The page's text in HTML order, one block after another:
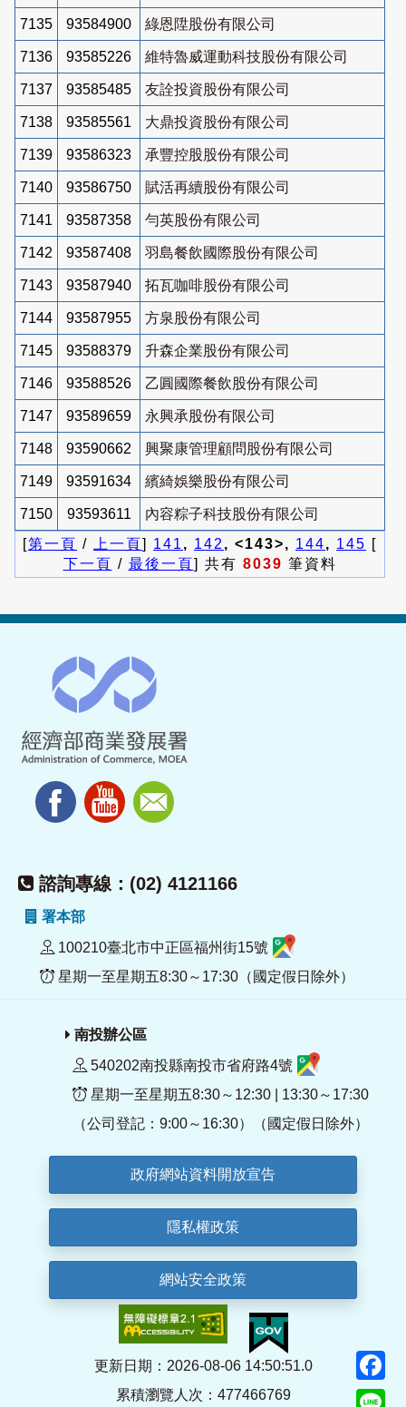
7135 93584900 綠恩陞股份有限公司
7136 93585226 維特魯威運動科技股份有限公司
7137 93585485 友詮投資股份有限公司
7138 93585561 大鼎投資股份有限公司
7139 93586323 承豐控股股份有限公司
7140 93586750 賦活再續股份有限公司
7141 93587358 勻英股份有限公司
7142 93587408 羽島餐飲國際股份有限公司
7143 93587940 拓瓦咖啡股份有限公司
7144 93587955 方泉股份有限公司
7145 93588379 升森企業股份有限公司
7146 93588526 乙圓國際餐飲股份有限公司
7147 93589659 永興承股份有限公司
7148 93590662 興聚康管理顧問股份有限公司
7149 93591634 繽綺娛樂股份有限公司
7150 93593611
內容粽子科技股份有限公司
[第一頁 / 上一頁] 141 , 142 , <143>, 144, 145 [
下一頁 / 最後一頁] 共有 8039 筆資料
諮詢專線：(02) 4121166
署本部
100210臺北市中正區福州街15號
星期一至星期五8:30～17:30（國定假日除外）
南投辦公區
540202南投縣南投市省府路4號
星期一至星期五8:30～12:30 | 13:30～17:30
（公司登記：9:00～16:30）（國定假日除外）
政府網站資料開放宣告
隱私權政策
網站安全政策
更新日期：2026-08-06 14:50:51.0
累積瀏覽人次：477466769